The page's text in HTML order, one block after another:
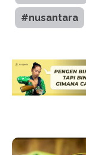
#nusantara